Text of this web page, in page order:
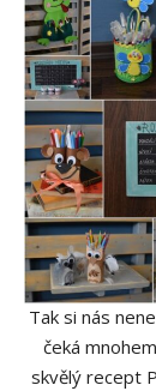
Tak si nás
čeká
skvělý recept